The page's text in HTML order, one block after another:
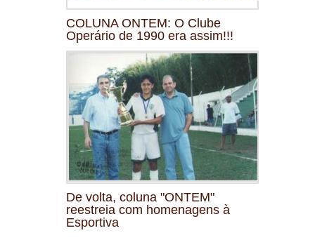
COLUNA ONTEM: O Clube
Operário de 1990 era assim!!!
De volta, coluna "ONTEM"
reestreia com homenagens à
Esportiva